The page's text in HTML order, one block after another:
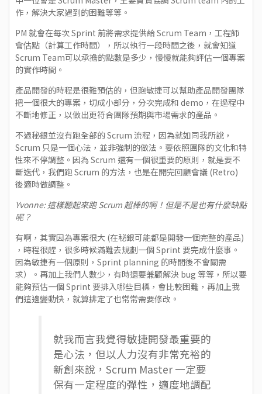
作，解決大家遇到的困難等等。
PM 就會在每次 Sprint 前將需求提供給 Scrum Team，工程師
會估點（計算工作時間），所以執行一段時間之後，就會知道
Scrum Team可以承擔的點數是多少，慢慢就能夠評估一個專案
的實作時間。
產品開發的時程是很難預估的，但跑敏捷可以幫助產品開發團隊
把一個很大的專案，切成小部分，分次完成和 demo，在過程中
不斷地修正，以做出更符合團隊預期與市場需求的產品。
不過秘銀並沒有跑全部的 Scrum 流程，因為就如同我所說，
Scrum 只是一個心法，並非強制的做法。要依照團隊的文化和特
性來不停調整。因為 Scrum 還有一個很重要的原則，就是要不
斷迭代，我們跑 Scrum 的方法，也是在開完回顧會議 (Retro)
後適時做調整。
Yvonne: 這樣聽起來跑 Scrum 超棒的啊！但是不是也有什麼缺點
呢？
有啊，其實因為專案很大 (在秘銀可能都是開發一個完整的產品)
，時程很趕，很多時候滿難去規劃一個 Sprint 要完成什麼事。
因為敏捷有一個原則，Sprint planning 的時間後不會關需
求）。再加上我們人數少，有時還要兼顧解決 bug 等等，所以要
能夠預估一個 Sprint 要排入哪些目標，會比較困難，再加上我
們這邊變動快，就算排定了也常常需要修改。
就我而言我覺得敏捷開發最重要的
是心法，但以人力沒有非常充裕的
新創來說，Scrum Master 一定要
保有一定程度的彈性，適度地調配